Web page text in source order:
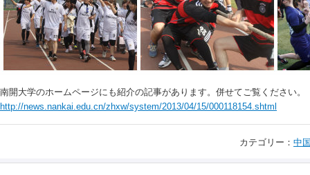
南開大学のホームページにも紹介の記事があります。併せてご覧ください。
http://news.nankai.edu.cn/zhxw/system/2013/04/15/000118154.shtml
カテゴリー： 中